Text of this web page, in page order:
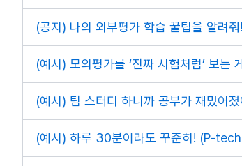
(공지) 나의 외부평가 학습 꿀팁을 알려
(예시) 모의평가를 ‘진짜 시험처럼’ 보는
(예시) 팀 스터디 하니까 공부가 재밌어
(예시) 하루 30분이라도 꾸준히! (P-